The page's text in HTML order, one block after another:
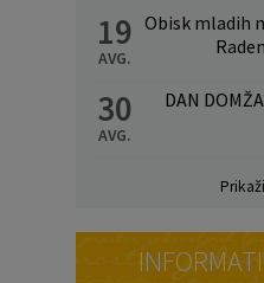
19
AVG.
Obisk mladih
30
AVG.
DAN